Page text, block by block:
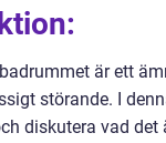
är ett
störande. I
diskutera vad